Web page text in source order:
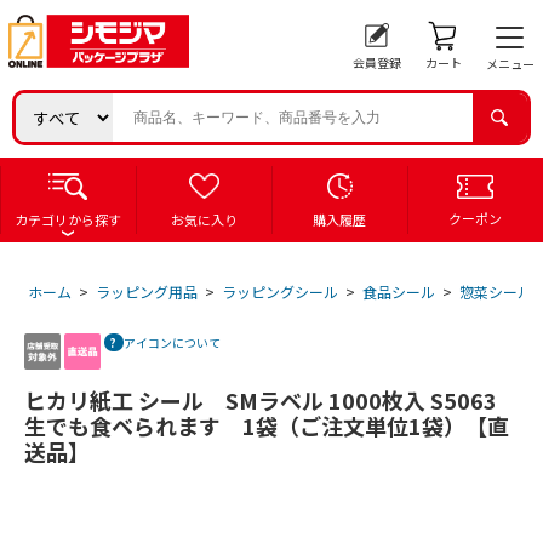
会員登録 カート メニュー
カテゴリから探す お気に入り 購入履歴 クーポン
ホーム > ラッピング用品 > ラッピングシール > 食品シール > 惣菜シール
アイコンについて
ヒカリ紙工 シール SMラベル 1000枚入 S5063
生でも食ベられます 1袋（ご注文単位1袋）【直
送品】